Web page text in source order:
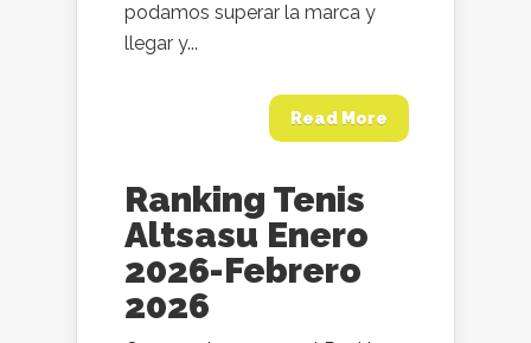
podamos superar la marca y
llegar y...
Read More
Ranking Tenis
Altsasu Enero
2026-Febrero
2026